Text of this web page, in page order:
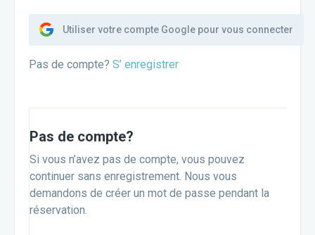
Utiliser votre compte Google pour vous connecter
Pas de compte? S’ enregistrer
Pas de compte?
Si vous n’avez pas de compte, vous pouvez
continuer sans enregistrement. Nous vous
demandons de créer un mot de passe pendant la
réservation.